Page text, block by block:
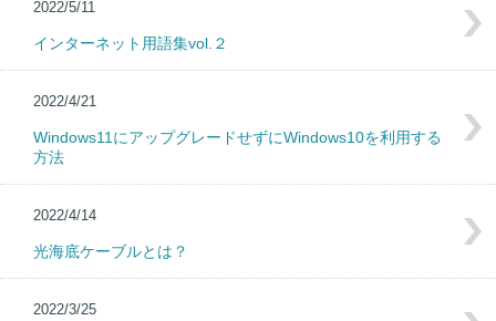
2022/5/11
インターネット用語集vol.２
2022/4/21
Windows11にアップグレードせずにWindows10を利用する
方法
2022/4/14
光海底ケーブルとは？
2022/3/25